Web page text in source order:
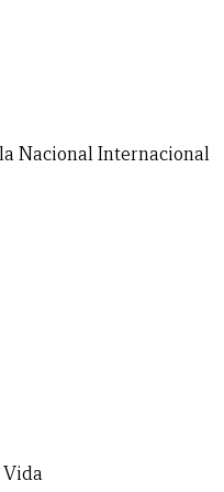
NacionalInternacional